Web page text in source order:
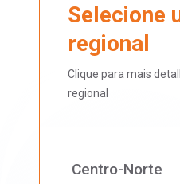
Selecione
regional
Clique para mais
regional